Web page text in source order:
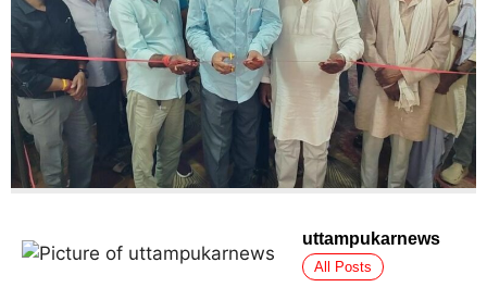
uttampukarnews
All Posts